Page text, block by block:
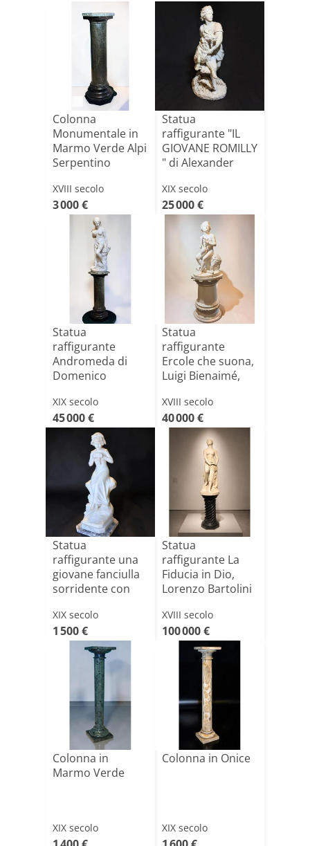
Colonna
Monumentale in
Marmo Verde Alpi
Serpentino
XVIII secolo
3 000 €
Statua
raffigurante "IL
GIOVANE ROMILLY
" di Alexander
XIX secolo
25 000 €
Statua
raffigurante
Andromeda di
Domenico
Marmo Bi[...]
XIX secolo
45 000 €
Statua
raffigurante
Ercole che suona,
Luigi Bienaimé,
XVIII secolo
40 000 €
Statua
raffigurante una
giovane fanciulla
sorridente con
XIX secolo
1 500 €
Statua
raffigurante La
Fiducia in Dio,
Lorenzo Bartolini
XVIII secolo
100 000 €
Colonna in
Marmo Verde
XIX secolo
Colonna in Onice
XIX secolo